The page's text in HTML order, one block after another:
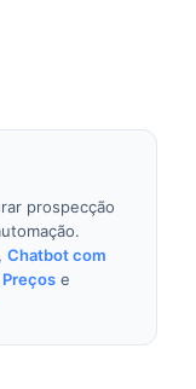
deverão ser
avaliação
prospecção
, Chatbot com
Preços e